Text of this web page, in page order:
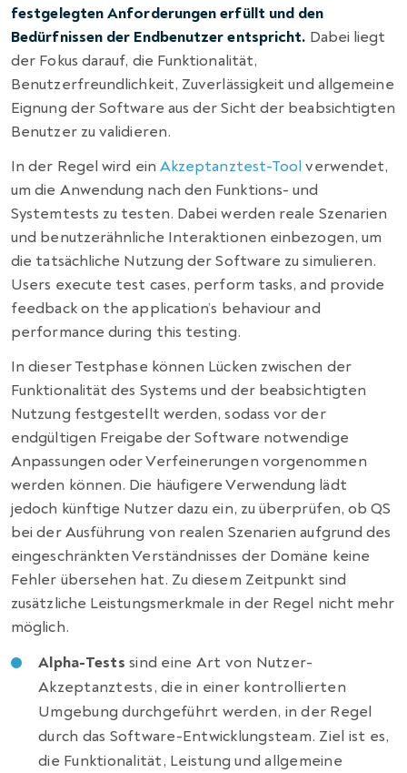
festgelegten Anforderungen erfüllt und den
Bedürfnissen der Endbenutzer entspricht. Dabei liegt
der Fokus darauf, die Funktionalität,
Benutzerfreundlichkeit, Zuverlässigkeit und allgemeine
Eignung der Software aus der Sicht der beabsichtigten
Benutzer zu validieren.
In der Regel wird ein Akzeptanztest-Toolverwendet,
um die Anwendung nach den Funktions- und
Systemtests zu testen. Dabei werden reale Szenarien
und benutzerähnliche Interaktionen einbezogen, um
die tatsächliche Nutzung der Software zu simulieren.
Users execute test cases, perform tasks, and provide
feedback on the application’s behaviour and
performance during this testing.
In dieser Testphase können Lücken zwischen der
Funktionalität des Systems und der beabsichtigten
Nutzung festgestellt werden, sodass vor der
endgültigen Freigabe der Software notwendige
Anpassungen oder Verfeinerungen vorgenommen
werden können. Die häufigere Verwendung lädt
jedoch künftige Nutzer dazu ein, zu überprüfen, ob QS
bei der Ausführung von realen Szenarien aufgrund des
eingeschränkten Verständnisses der Domäne keine
Fehler übersehen hat. Zu diesem Zeitpunkt sind
zusätzliche Leistungsmerkmale in der Regel nicht mehr
möglich.
Alpha-Tests sind eine Art von Nutzer-
Akzeptanztests, die in einer kontrollierten
Umgebung durchgeführt werden, in der Regel
durch das Software-Entwicklungsteam. Ziel ist es,
die Funktionalität, Leistung und allgemeine